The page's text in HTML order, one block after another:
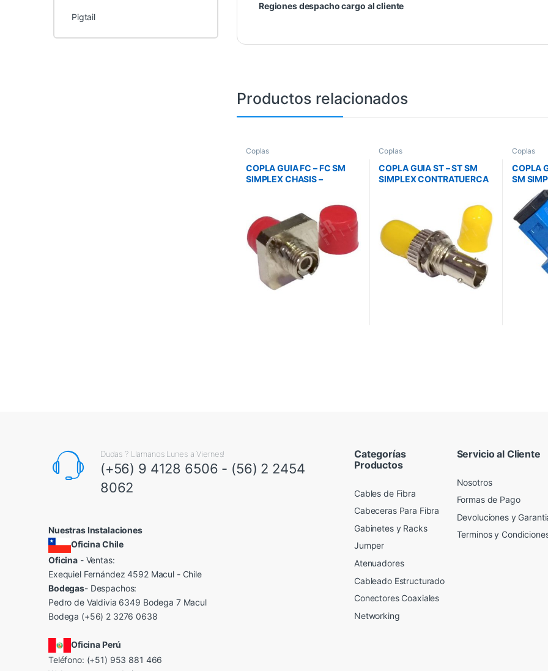
Regiones despacho cargo al cliente
Productos relacionados
Coplas
COPLA GUIA FC – FC SM
SIMPLEX CHASIS –
Coplas
COPLA GUIA ST – ST SM
SIMPLEX CONTRATUERCA
Coplas
COPLA
SM
Pigtail
Dudas ? Llamanos Lunes a Viernes!
(+56) 9 4128 6506 - (56) 2 2454
8062
Nuestras Instalaciones
Oficina Chile
Oficina - Ventas:
Exequiel Fernández 4592 Macul - Chile
Bodegas- Despachos:
Pedro de Valdivia 6349 Bodega 7 Macul
Bodega (+56) 2 3276 0638
Oficina Perú
Teléfono: (+51) 953 881 466
Categorías
Productos
Cables de Fibra
Cabeceras Para Fibra
Gabinetes y Racks
Jumper
Atenuadores
Cableado Estructurado
Conectores Coaxiales
Networking
Servicio al Cliente
Nosotros
Formas de Pago
Devoluciones y
Terminos y